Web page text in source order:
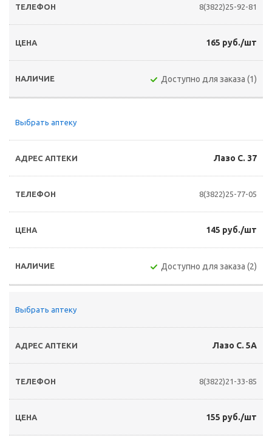
8(3822)25-92-81
165 руб./шт
Доступно для заказа (1)
Выбрать аптеку
Лазо С. 37
8(3822)25-77-05
145 руб./шт
Доступно для заказа (2)
Выбрать аптеку
Лазо С. 5А
8(3822)21-33-85
155 руб./шт